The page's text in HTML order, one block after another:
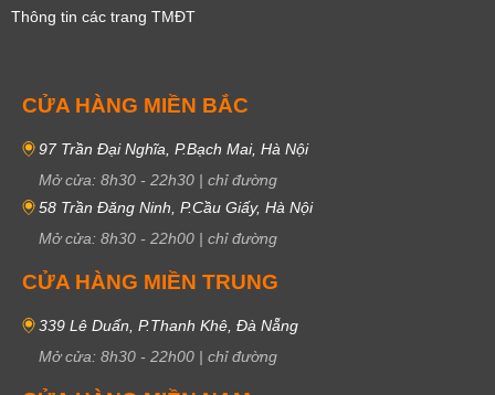
Thông tin các trang TMĐT
CỬA HÀNG MIỀN BẮC
97 Trần Đại Nghĩa, P.Bạch Mai, Hà Nội
Mở cửa: 8h30 - 22h30 | chỉ đường
58 Trần Đăng Ninh, P.Cầu Giấy, Hà Nội
Mở cửa: 8h30 - 22h00 | chỉ đường
CỬA HÀNG MIỀN TRUNG
339 Lê Duẩn, P.Thanh Khê, Đà Nẵng
Mở cửa: 8h30 - 22h00 | chỉ đường